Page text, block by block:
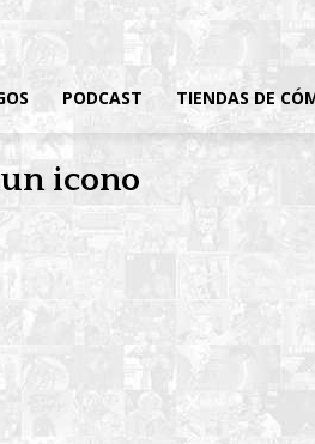
PODCAST TIENDAS DE
icono